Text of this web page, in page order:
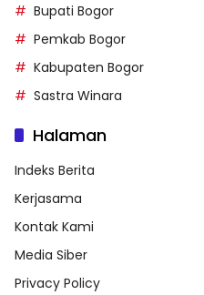
Bupati Bogor
Pemkab Bogor
Kabupaten Bogor
Sastra Winara
Halaman
Indeks Berita
Kerjasama
Kontak Kami
Media Siber
Privacy Policy